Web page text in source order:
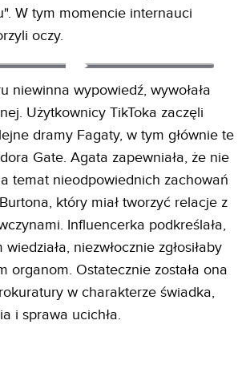
W tym momencie internauci
oczy.
niewinna wypowiedź, wywołała
Użytkownicy TikToka zaczęli
dramy Fagaty, w tym głównie te
Gate. Agata zapewniała, że nie
temat nieodpowiednich zachowań
który miał tworzyć relacje z
Influencerka podkreślała,
niezwłocznie zgłosiłaby
organom. Ostatecznie została ona
w charakterze świadka,
i sprawa ucichła.